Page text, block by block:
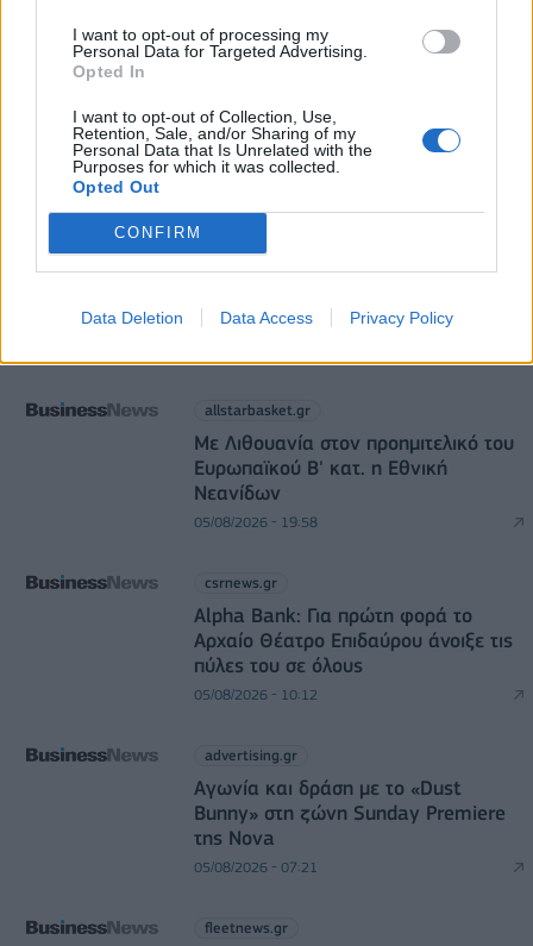
I want to opt-out of processing my
Personal Data for Targeted Advertising.
Opted In
I want to opt-out of Collection, Use,
Retention, Sale, and/or Sharing of my
Personal Data that Is Unrelated with the
Purposes for which it was collected.
Opted Out
CONFIRM
Data Deletion Data Access Privacy Policy
DIRECTION BUSINESS NETWORK
Ταμπάκου (pic)
allstarbasket.gr
Με Λιθουανία στον προημιτελικό του
Ευρωπαϊκού Β' κατ. η Εθνική
Νεανίδων
05/08/2026 - 19:58
csrnews.gr
Alpha Bank: Για πρώτη φορά το
Αρχαίο Θέατρο Επιδαύρου άνοιξε τις
πύλες του σε όλους
05/08/2026 - 10:12
advertising.gr
Αγωνία και δράση με το «Dust
Bunny» στη ζώνη Sunday Premiere
της Nova
05/08/2026 - 07:21
fleetnews.gr